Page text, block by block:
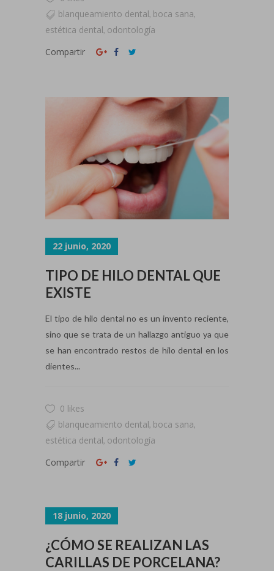
blanqueamiento dental, boca sana,
estética dental, odontología
Compartir
22 junio, 2020
TIPO DE HILO DENTAL QUE
EXISTE
El tipo de hilo dental no es un invento reciente,
sino que se trata de un hallazgo antiguo ya que
se han encontrado restos de hilo dental en los
dientes...
0 likes
blanqueamiento dental, boca sana,
estética dental, odontología
Compartir
18 junio, 2020
¿CÓMO SE REALIZAN LAS
CARILLAS DE PORCELANA?